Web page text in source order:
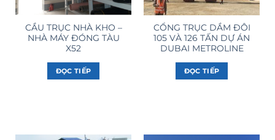
CẦU TRỤC NHÀ KHO –
NHÀ MÁY ĐÓNG TÀU
X52
ĐỌC TIẾP
CỔNG TRỤC DẦM ĐÔI
105 VÀ 126 TẤN DỰ ÁN
DUBAI METROLINE
ĐỌC TIẾP